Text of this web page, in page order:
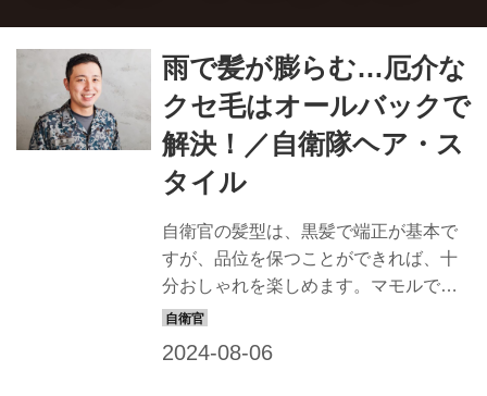
雨で髪が膨らむ…厄介な
クセ毛はオールバックで
解決！／自衛隊ヘア・ス
タイル
自衛官の髪型は、黒髪で端正が基本で
すが、品位を保つことができれば、十
分おしゃれを楽しめます。マモルで
は、すてきな隊員の姿は最高の広報に